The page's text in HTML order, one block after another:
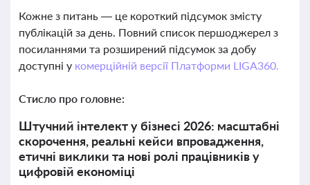
Кожне з питань — це короткий підсумок змісту
публікацій за день. Повний список першоджерел з
посиланнями та розширений підсумок за добу
доступні у комерційній версії Платформи LIGA360.
Стисло про головне:
Штучний інтелект у бізнесі 2026: масштабні
скорочення, реальні кейси впровадження,
етичні виклики та нові ролі працівників у
цифровій економіці